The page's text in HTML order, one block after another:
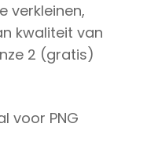
verkleinen,
kwaliteit van
2 (gratis)
voor PNG